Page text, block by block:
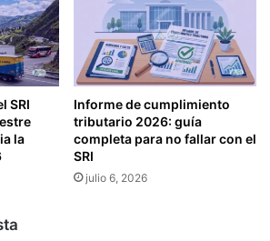
SRI
la
Informe de cumplimiento
tributario 2026: guía
completa para no fallar con el
SRI
julio 6, 2026